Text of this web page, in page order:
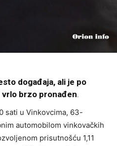
događaja, ali je po
brzo pronađen.
sati u Vinkovcima, 63-
automobilom vinkovačkih
prisutnošću 1,11